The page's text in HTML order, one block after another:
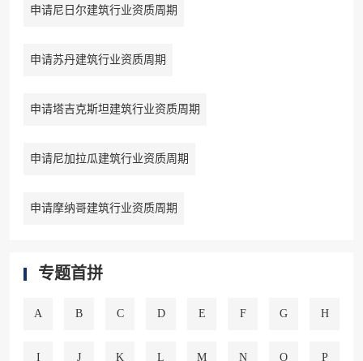
申请尼日尔建筑行业资质周期
申请苏丹建筑行业资质周期
申请塔吉克斯坦建筑行业资质周期
申请尼加拉瓜建筑行业资质周期
申请摩纳哥建筑行业资质周期
专题首拼
A B C D E F G H
I J K L M N O P